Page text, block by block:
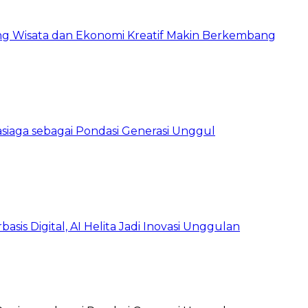
Wisata dan Ekonomi Kreatif Makin Berkembang
sebagai Pondasi Generasi Unggul
Digital, AI Helita Jadi Inovasi Unggulan